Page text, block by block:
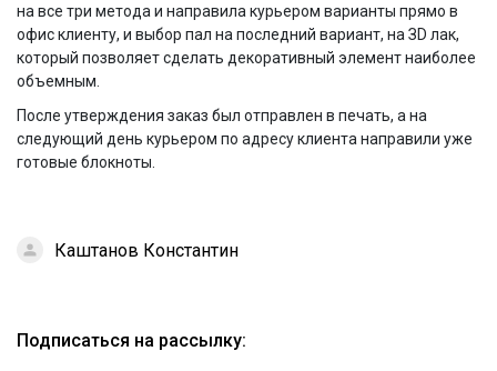
на все три метода и направила курьером варианты прямо в
офис клиенту, и выбор пал на последний вариант, на ЗD лак,
который позволяет сделать декоративный элемент наиболее
объемным.
После утверждения заказ был отправлен в печать, а на
следующий день курьером по адресу клиента направили уже
готовые блокноты.
Каштанов Константин
Подписаться на рассылку: